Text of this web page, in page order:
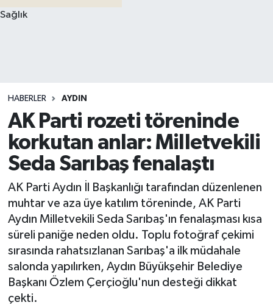
Sağlık
HABERLER AYDIN
AK Parti rozeti töreninde
korkutan anlar: Milletvekili
Seda Sarıbaş fenalaştı
AK Parti Aydın İl Başkanlığı tarafından düzenlenen
muhtar ve aza üye katılım töreninde, AK Parti
Aydın Milletvekili Seda Sarıbaş'ın fenalaşması kısa
süreli paniğe neden oldu. Toplu fotoğraf çekimi
sırasında rahatsızlanan Sarıbaş'a ilk müdahale
salonda yapılırken, Aydın Büyükşehir Belediye
Başkanı Özlem Çerçioğlu'nun desteği dikkat
çekti.